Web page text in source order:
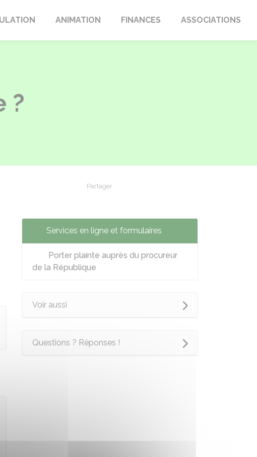
ANIMATION FINANCES ASSOCIATIONS
?
Partager
Services en ligne et formulaires
Porter plainte auprès du procureur
de la République
Voir aussi
Questions ? Réponses !